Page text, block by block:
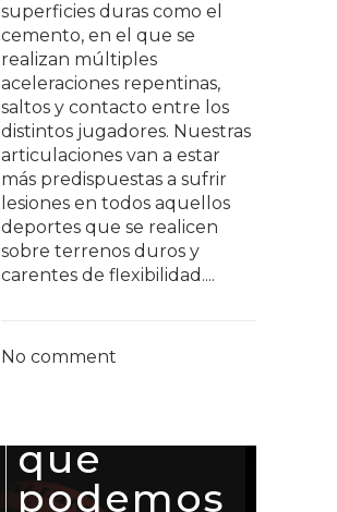
superficies duras como el
cemento, en el que se
realizan múltiples
aceleraciones repentinas,
saltos y contacto entre los
distintos jugadores. Nuestras
articulaciones van a estar
más predispuestas a sufrir
lesiones en todos aquellos
deportes que se realicen
sobre terrenos duros y
carentes de flexibilidad....
No comment